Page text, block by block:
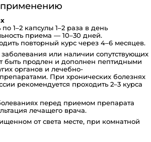
1–2 капсулы 1–2 раза в день
приема — 10–30 дней.
повторный курс через 4–6 месяцев.
или наличии сопутствующих
быть продлен и дополнен пептидными
органов и лечебно-
При хронических болезнях
рекомендуется проходить 2–3 курса
перед приемом препарата
лечащего врача.
от света месте, при комнатной